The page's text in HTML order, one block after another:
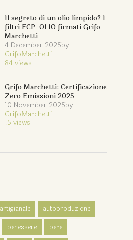
Il segreto di un olio limpido? I
filtri FCP-OLIO firmati Grifo
Marchetti
4 December 2025by
GrifoMarchetti
84views
Grifo Marchetti: Certificazione
Zero Emissioni 2025
10 November 2025by
GrifoMarchetti
15 views
artigianale
autoproduzione
benessere
bere